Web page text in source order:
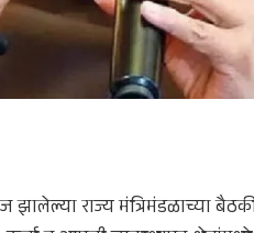
राज्य मंत्रिमंडळाच्या